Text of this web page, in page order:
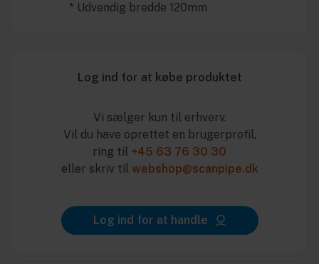
* Udvendig bredde 120mm
Log ind for at købe produktet
Vi sælger kun til erhverv.
Vil du have oprettet en brugerprofil,
ring til +45 63 76 30 30
eller skriv til webshop@scanpipe.dk
Log ind for at handle